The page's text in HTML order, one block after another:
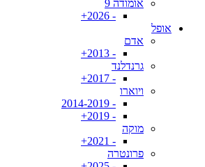
אומודה 9
- 2026+
אופל
אדם
- 2013+
גרנדלנד
- 2017+
ויוארו
- 2014-2019
- 2019+
מוקה
- 2021+
פרונטרה